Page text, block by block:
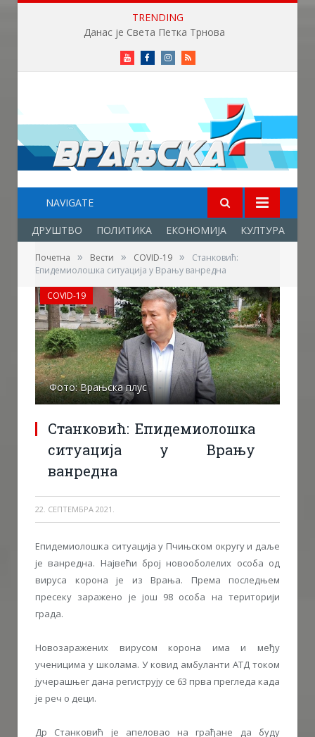
TRENDING
Данас је Света Петка Трнова
YoutubeFacebookInstagram
RSS
NAVIGATE
ДРУШТВО ПОЛИТИКА ЕКОНОМИЈА КУЛТУРА
Почетна » Вести » COVID-19 »
Станковић:
Епидемиолошка ситуација у Врању ванредна
Фото: Врањска плус
Станковић: Епидемиолошка
ситуација у Врању
ванредна
22. СЕПТЕМБРА 2021.
COVID-19
Епидемиолошка ситуација у Пчињском округу и даље
је ванредна. Највећи број новооболелих особа од
вируса корона је из Врања. Према последњем
пресеку заражено је још 98 особа на територији
града.
Новозаражених вирусом корона има и међу
ученицима у школама. У ковид амбуланти АТД током
јучерашњег дана региструју се 63 прва прегледа када
је реч о деци.
Др Станковић је апеловао на грађане да буду